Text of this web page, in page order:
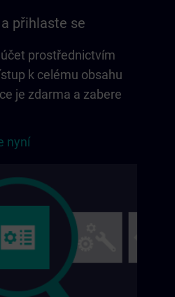
přihlaste se
prostřednictvím
k celému obsahu
je zdarma a zabere
nyní